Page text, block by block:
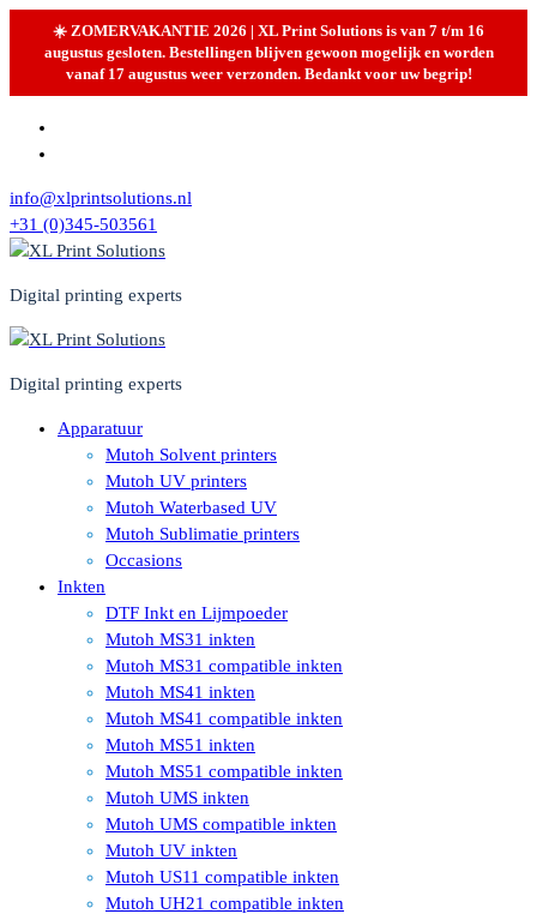
☀️ ZOMERVAKANTIE 2026 | XL Print Solutions is van 7 t/m 16
augustus gesloten. Bestellingen blijven gewoon mogelijk en worden
vanaf 17 augustus weer verzonden. Bedankt voor uw begrip!
Skip
info@xlprintsolutions.nl
+31 (0)345-503561
Digital printing experts
Digital printing experts
Apparatuur
Mutoh Solvent printers
Mutoh UV printers
Mutoh Waterbased UV
Mutoh Sublimatie printers
Occasions
Inkten
DTF Inkt en Lijmpoeder
Mutoh MS31 inkten
Mutoh MS31 compatible inkten
Mutoh MS41 inkten
Mutoh MS41 compatible inkten
Mutoh MS51 inkten
Mutoh MS51 compatible inkten
Mutoh UMS inkten
Mutoh UMS compatible inkten
Mutoh UV inkten
Mutoh US11 compatible inkten
Mutoh UH21 compatible inkten